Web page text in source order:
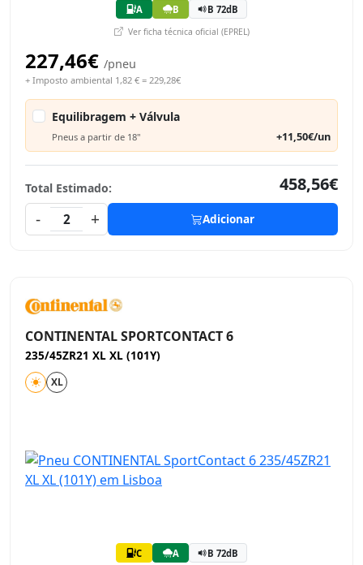
A B B 72dB
Ver ficha técnica oficial (EPREL)
227,46€ /pneu
+ Imposto ambiental 1,82 € = 229,28€
Equilibragem + Válvula
Pneus a partir de 18" +11,50€/un
Total Estimado:
458,56€
-
2 + Adicionar
CONTINENTAL SPORTCONTACT 6
235/45ZR21 XL XL (101Y)
XL
C A B 72dB